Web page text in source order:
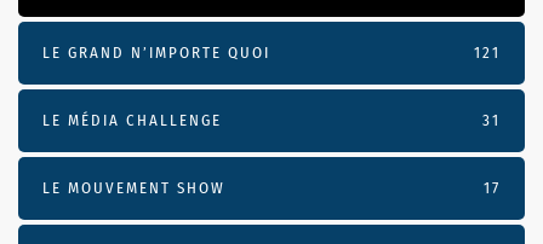
LE GRAND N’IMPORTE QUOI 121
LE MÉDIA CHALLENGE 31
LE MOUVEMENT SHOW 17